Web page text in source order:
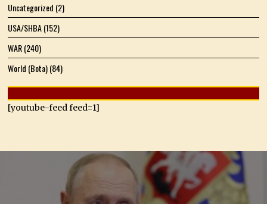
Uncategorized (2)
USA/SHBA(152)
WAR(240)
World (Bota)(84)
[youtube-feed feed=1]